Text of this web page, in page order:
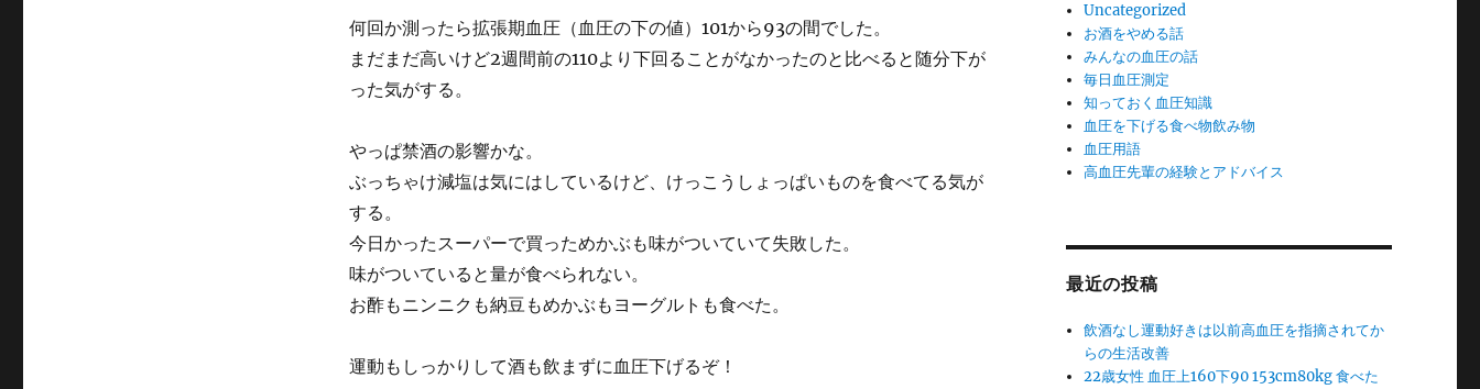
何回か測ったら拡張期血圧（血圧の下の値）101から93の間でした。
まだまだ高いけど2週間前の110より下回ることがなかったのと比べると随分下が
った気がする。
やっぱ禁酒の影響かな。
ぶっちゃけ減塩は気にはしているけど、けっこうしょっぱいものを食べてる気が
する。
今日かったスーパーで買っためかぶも味がついていて失敗した。
味がついていると量が食べられない。
お酢もニンニクも納豆もめかぶもヨーグルトも食べた。
運動もしっかりして酒も飲まずに血圧下げるぞ！
Uncategorized
お酒をやめる話
みんなの血圧の話
毎日血圧測定
知っておく血圧知識
血圧を下げる食べ物飲み物
血圧用語
高血圧先輩の経験とアドバイス
最近の投稿
飲酒なし運動好きは以前高血圧を指摘されてか
らの生活改善
22歳女性 血圧上160下90 153cm80kg 食べた